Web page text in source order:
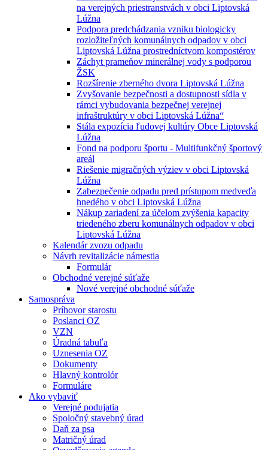
na verejných priestranstvách v obci Liptovská
Lúžna
Podpora predchádzania vzniku biologicky
rozložiteľných komunálnych odpadov v obci
Liptovská Lúžna prostredníctvom kompostérov
Záchyt prameňov minerálnej vody s podporou
ŽSK
Rozšírenie zberného dvora Liptovská Lúžna
Zvyšovanie bezpečnosti a dostupnosti sídla v
rámci vybudovania bezpečnej verejnej
infraštruktúry v obci Liptovská Lúžna“
Stála expozícia ľudovej kultúry Obce Liptovská
Lúžna
Fond na podporu športu - Multifunkčný športový
areál
Riešenie migračných výziev v obci Liptovská
Lúžna
Zabezpečenie odpadu pred prístupom medveďa
hnedého v obci Liptovská Lúžna
Nákup zariadení za účelom zvýšenia kapacity
triedeného zberu komunálnych odpadov v obci
Liptovská Lúžna
Kalendár zvozu odpadu
Návrh revitalizácie námestia
Formulár
Obchodné verejné súťaže
Nové verejné obchodné súťaže
Samospráva
Príhovor starostu
Poslanci OZ
VZN
Úradná tabuľa
Uznesenia OZ
Dokumenty
Hlavný kontrolór
Formuláre
Ako vybaviť
Verejné podujatia
Spoločný stavebný úrad
Daň za psa
Matričný úrad